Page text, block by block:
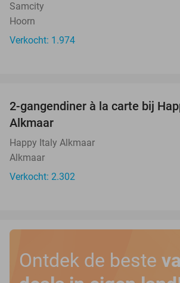
Samcity
Hoorn
Verkocht: 1.974
2-gangendiner à la carte bij
Alkmaar
Happy Italy Alkmaar
Alkmaar
Verkocht: 2.302
Ontdek de beste